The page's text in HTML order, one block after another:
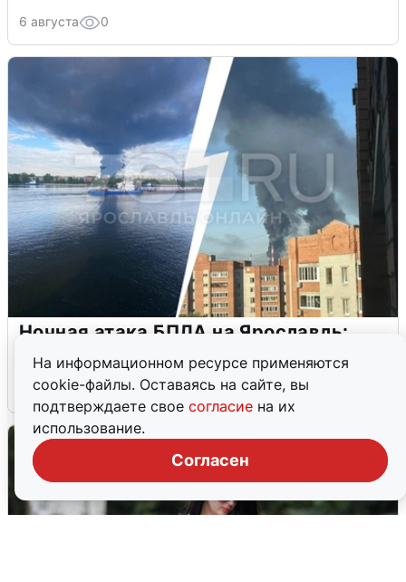
На информационном ресурсе применяются
cookie-файлы. Оставаясь на сайте, вы
подтверждаете свое согласие на их
использование.
Согласен
6 августа 0
Ночная атака БПЛА на Ярославль:
попадания и последствия
6 августа 0